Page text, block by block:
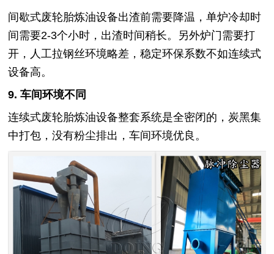
间歇式废轮胎炼油设备出渣前需要降温，单炉冷却时
间需要2-3个小时，出渣时间稍长。另外炉门需要打
开，人工拉钢丝环境略差，稳定环保系数不如连续式
设备高。
9. 车间环境不同
连续式废轮胎炼油设备整套系统是全密闭的，炭黑集
中打包，没有粉尘排出，车间环境优良。